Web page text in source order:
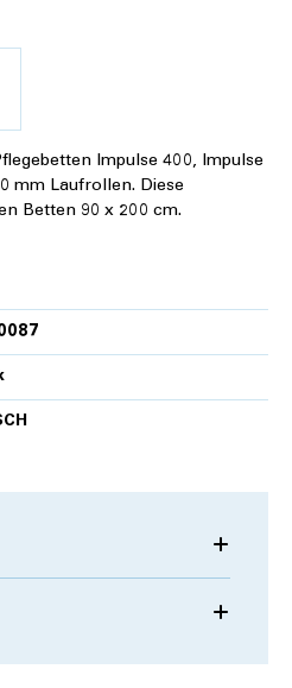
Impulse 400, Impulse
mm Laufrollen. Diese
Betten 90 x 200 cm.